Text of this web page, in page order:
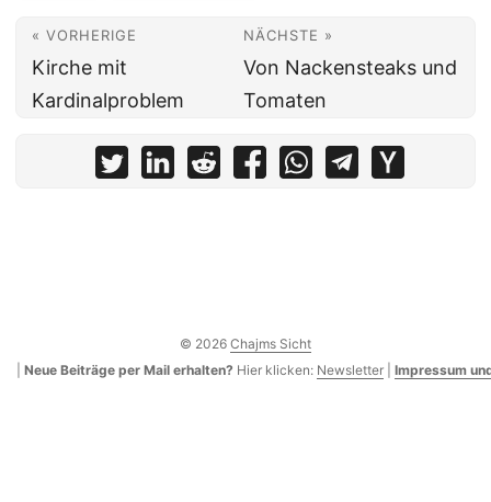
« VORHERIGE
Kirche mit
Kardinalproblem
NÄCHSTE »
Von Nackensteaks und
Tomaten
© 2026 Chajms Sicht
Neue Beiträge per Mail erhalten? Hier klicken: Newsletter Impressum